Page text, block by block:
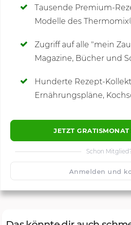
Tausende Premium-
Modelle des
Zugriff auf alle "mein
Magazine, Bücher und
Hunderte Rezept-
Ernährungspläne,
JETZT GRATISMONAT
Schon
Anmelden und
Kommentare
🙂